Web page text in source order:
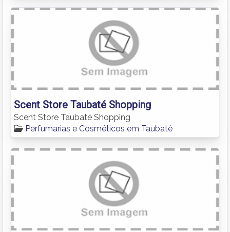
Scent Store Taubaté Shopping
Scent Store Taubaté Shopping
Perfumarias e Cosméticos em Taubaté